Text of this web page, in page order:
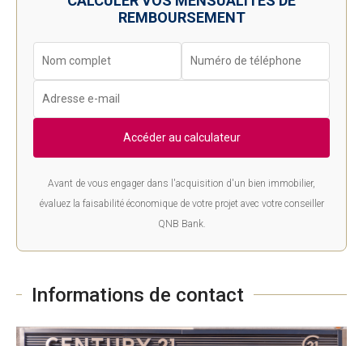
REMBOURSEMENT
Accéder au calculateur
Avant de vous engager dans l'acquisition d'un bien immobilier,
évaluez la faisabilité économique de votre projet avec votre conseiller
QNB Bank.
Informations de contact